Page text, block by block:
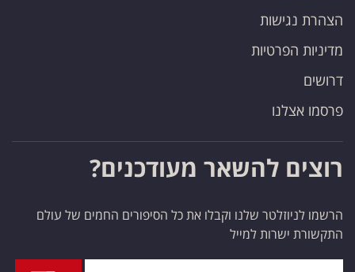
הצהרת נגישות
מדיניות הפרטיות
דרושים
פרסמו אצלנו
רוצים להשאר מעודכנים?
הרשמו לניוזלטר שלנו וקבלו את כל הסיפורים החמים של עולם
התקשורת ישרות למייל